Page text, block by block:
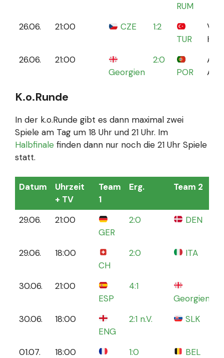
RUM
26.06. 21:00 CZE
1:2
TUR
26.06.
21:00
Georgien
2:0
POR
K.o.Runde
In der k.o.Runde gibt es dann maximal zwei
Spiele am Tag um 18 Uhr und 21 Uhr. Im
Halbfinale finden dann nur noch die 21 Uhr Spiele
statt.
Datum
Uhrzeit
+ TV
Team
1
Erg. Team 2
29.06.
21:00
GER
2:0 DEN
29.06.
18:00
CH
2:0 ITA
30.06.
21:00
ESP
4:1
Georgien
30.06.
18:00
ENG
2:1 n.V. SLK
01.07.
18:00 1:0 BEL